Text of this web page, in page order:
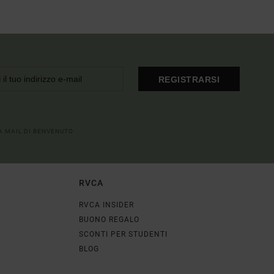
REGISTRARSI
RVCA
RVCA INSIDER
BUONO REGALO
SCONTI PER STUDENTI
BLOG